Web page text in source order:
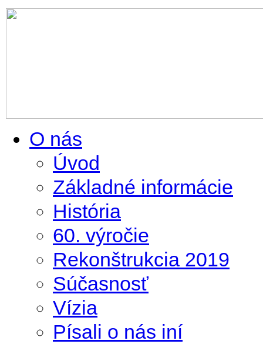
O nás
Úvod
Základné informácie
História
60. výročie
Rekonštrukcia 2019
Súčasnosť
Vízia
Písali o nás iní